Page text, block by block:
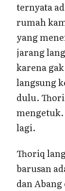
ternyata
rumah
yang
jarang
karena
langsung
dulu.
mengetuk.
lagi.
Thoriq
barusan
dan